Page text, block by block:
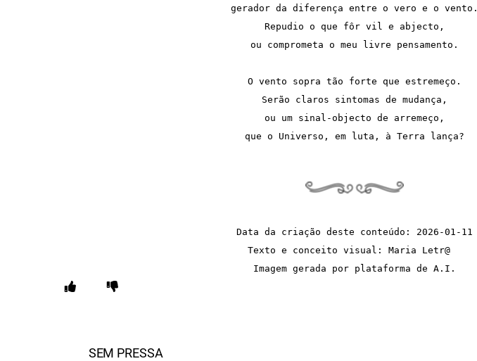
gerador da diferença entre o vero e o vento.
Repudio o que fôr vil e abjecto,
ou comprometa o meu livre pensamento.
O vento sopra tão forte que estremeço.
Serão claros sintomas de mudança,
ou um sinal-objecto de arremeço,
que o Universo, em luta, à Terra lança?
Data da criação deste conteúdo: 2026-01-11
Texto e conceito visual: Maria Letr@
Imagem gerada por plataforma de A.I.
SEM PRESSA